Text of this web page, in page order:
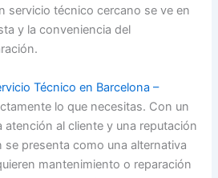
servicio técnico cercano se ve en
y la conveniencia del
Técnico en Barcelona –
lo que necesitas. Con un
al cliente y una reputación
se presenta como una alternativa
mantenimiento o reparación